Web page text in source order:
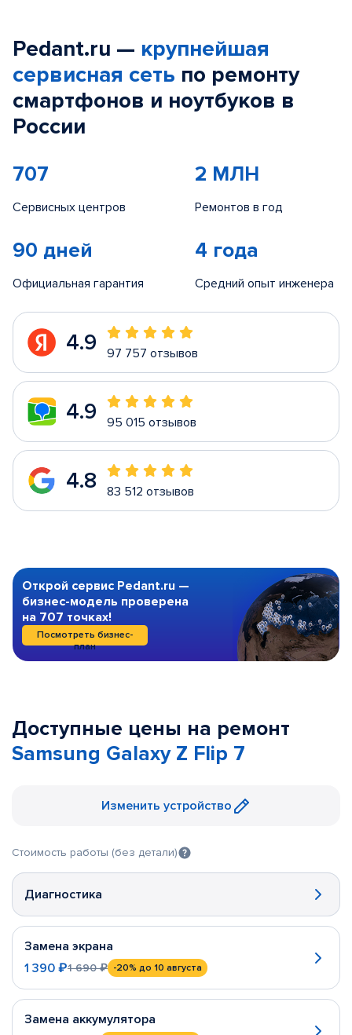
Pedant.ru — крупнейшая
сервисная сеть по ремонту
смартфонов и ноутбуков в
России
707
Сервисных центров
2 МЛН
Ремонтов в год
90 дней
Официальная гарантия
4 года
Средний опыт инженера
4.9 97 757 отзывов
4.9 95 015 отзывов
4.8 83 512 отзывов
Открой сервис Pedant.ru —
бизнес-модель проверена
на 707 точках!
Посмотреть бизнес-
план
Доступные цены на ремонт
Samsung Galaxy Z Flip 7
Изменить устройство
Стоимость работы (без детали)
Диагностика
Замена экрана
1 390 ₽1 690 ₽ -20% до 10 августа
Замена аккумулятора